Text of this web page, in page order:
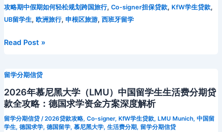
攻略期中假期如何轻松规划跨国旅行, Co-signer担保贷款, KfW学生贷款,
UB留学生, 欧洲旅行, 申根区旅游, 西班牙留学
巴
那
大
学
中
国
Read Post »
留学分期信贷
2026年慕尼黑大学（LMU）中国留学生生活费分期贷
款全攻略：德国求学资金方案深度解析
留学分期信贷/2026贷款攻略, Co-signer, KfW学生贷款, LMU Munich, 中国留
学生, 德国求学, 德国留学, 慕尼黑大学, 生活费分期, 留学分期信贷